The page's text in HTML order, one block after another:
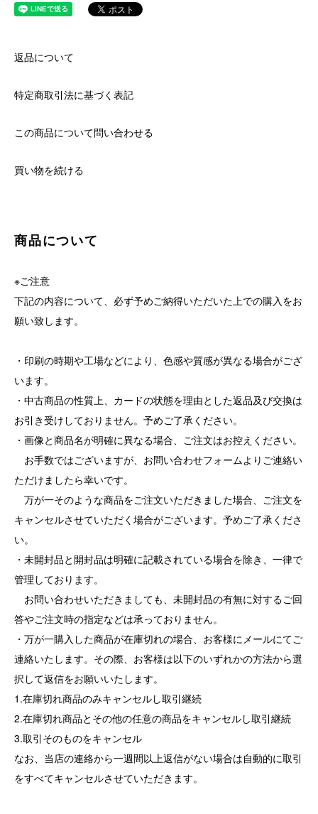
返品について
特定商取引法に基づく表記
この商品について問い合わせる
買い物を続ける
商品について
※ご注意
下記の内容について、必ず予めご納得いただいた上での購入をお
願い致します。
・印刷の時期や工場などにより、色感や質感が異なる場合がござ
います。
・中古商品の性質上、カードの状態を理由とした返品及び交換は
お引き受けしておりません。予めご了承ください。
・画像と商品名が明確に異なる場合、ご注文はお控えください。
お手数ではございますが、お問い合わせフォームよりご連絡い
ただけましたら幸いです。
万が一そのような商品をご注文いただきました場合、ご注文を
キャンセルさせていただく場合がございます。予めご了承くださ
い。
・未開封品と開封品は明確に記載されている場合を除き、一律で
管理しております。
お問い合わせいただきましても、未開封品の有無に対するご回
答やご注文時の指定などは承っておりません。
・万が一購入した商品が在庫切れの場合、お客様にメールにてご
連絡いたします。その際、お客様は以下のいずれかの方法から選
択して返信をお願いいたします。
1.在庫切れ商品のみキャンセルし取引継続
2.在庫切れ商品とその他の任意の商品をキャンセルし取引継続
3.取引そのものをキャンセル
なお、当店の連絡から一週間以上返信がない場合は自動的に取引
をすべてキャンセルさせていただきます。